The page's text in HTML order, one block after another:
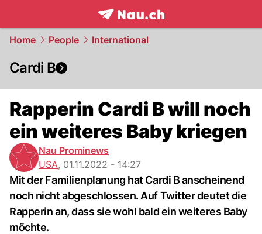
frontpage.NAU.ch
Home People International
Cardi B
Rapperin Cardi B will noch
ein weiteres Baby kriegen
Nau Prominews
USA, 01.11.2022 - 14:27
Mit der Familienplanung hat Cardi B anscheinend
noch nicht abgeschlossen. Auf Twitter deutet die
Rapperin an, dass sie wohl bald ein weiteres Baby
möchte.